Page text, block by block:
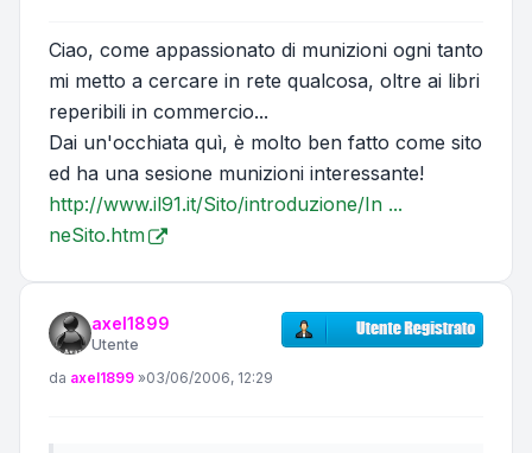
Ciao, come appassionato di munizioni ogni tanto
mi metto a cercare in rete qualcosa, oltre ai libri
reperibili in commercio...
Dai un'occhiata quì, è molto ben fatto come sito
ed ha una sesione munizioni interessante!
http://www.il91.it/Sito/introduzione/In ...
neSito.htm
axel1899
Utente
Messaggio
da axel1899 »03/06/2006, 12:29